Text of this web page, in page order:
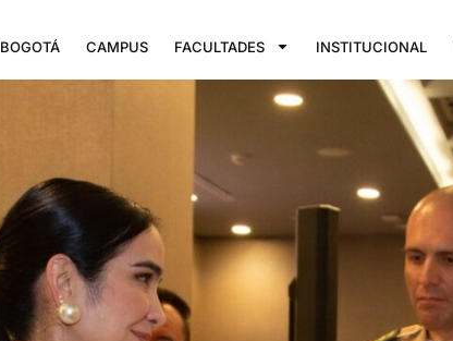
BOGOTÁ CAMPUS FACULTADES INSTITUCIONAL